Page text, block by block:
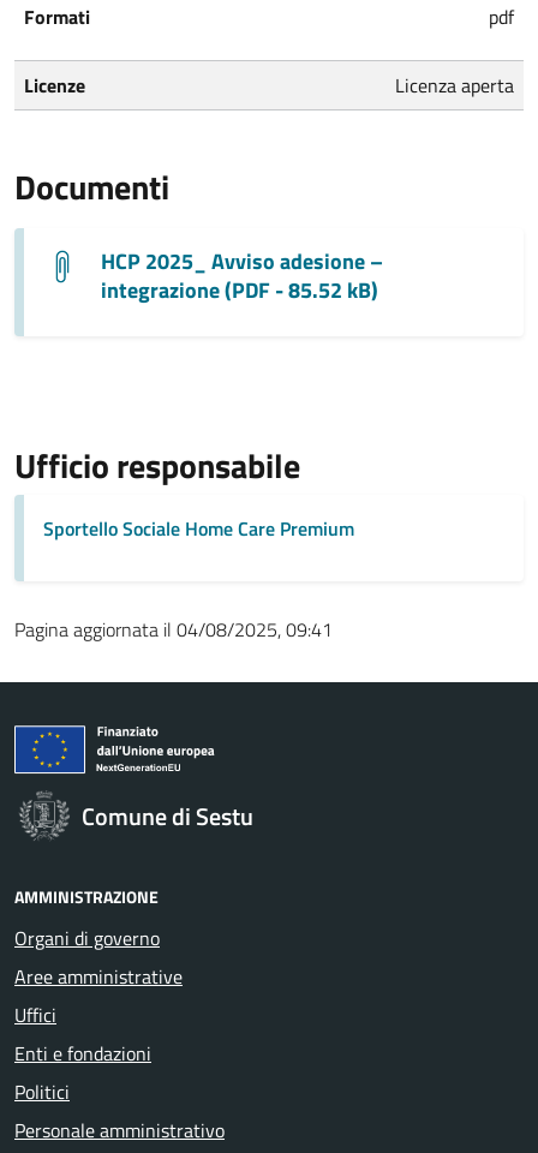
Formati
pdf
Licenze Licenza aperta
Documenti
HCP 2025_ Avviso adesione –
integrazione (PDF - 85.52 kB)
Ufficio responsabile
Sportello Sociale Home Care Premium
Pagina aggiornata il 04/08/2025, 09:41
Comune di Sestu
AMMINISTRAZIONE
Organi di governo
Aree amministrative
Uffici
Enti e fondazioni
Politici
Personale amministrativo